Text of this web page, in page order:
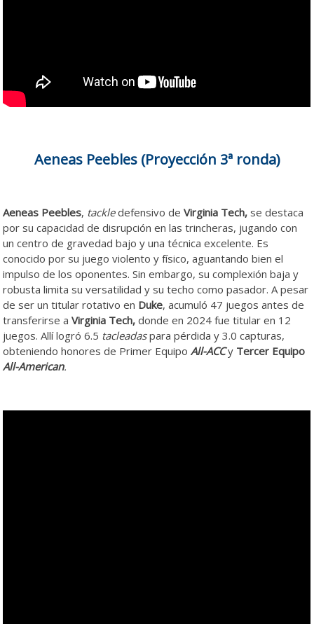
Aeneas Peebles (Proyección 3ª ronda)
Aeneas Peebles, tackledefensivo deVirginia Tech, se destaca
por su capacidad de disrupción en las trincheras, jugando con
un centro de gravedad bajo y una técnica excelente. Es
conocido por su juego violento y físico, aguantando bien el
impulso de los oponentes. Sin embargo, su complexión baja y
robusta limita su versatilidad y su techo como pasador. A pesar
de ser un titular rotativo en Duke, acumuló 47 juegos antes de
transferirse a Virginia Tech, donde en 2024 fue titular en 12
juegos. Allí logró 6.5 tacleadaspara pérdida y 3.0 capturas,
obteniendo honores de Primer EquipoAll-ACCy Tercer Equipo
All-American.